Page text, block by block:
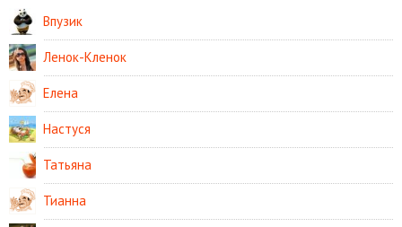
Впузик
Ленок-Кленок
Елена
Настуся
Татьяна
Тианна